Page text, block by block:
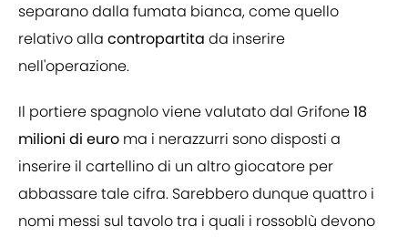
separano dalla fumata bianca, come quello
relativo alla contropartita da inserire
nell'operazione.
Il portiere spagnolo viene valutato dal Grifone18
milioni di euro ma i nerazzurri sono disposti a
inserire il cartellino di un altro giocatore per
abbassare tale cifra. Sarebbero dunque quattro i
nomi messi sul tavolo tra i quali i rossoblù devono